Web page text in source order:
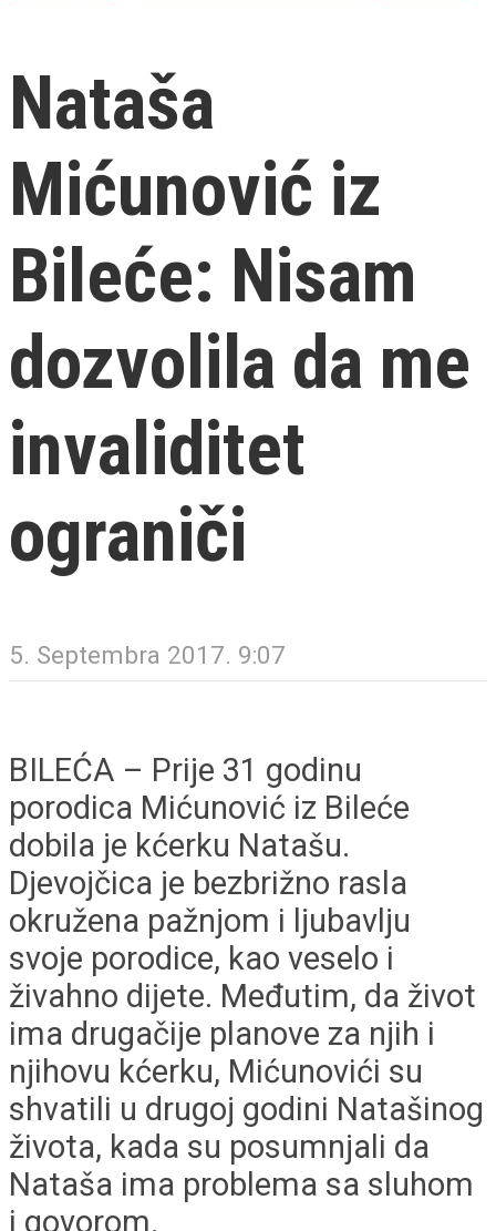
Nataša
Mićunović iz
Bileće: Nisam
dozvolila da me
invaliditet
ograniči
5. Septembra 2017. 9:07
BILEĆA – Prije 31 godinu
porodica Mićunović iz Bileće
dobila je kćerku Natašu.
Djevojčica je bezbrižno rasla
okružena pažnjom i ljubavlju
svoje porodice, kao veselo i
živahno dijete. Međutim, da život
ima drugačije planove za njih i
njihovu kćerku, Mićunovići su
shvatili u drugoj godini Natašinog
života, kada su posumnjali da
Nataša ima problema sa sluhom
i govorom.